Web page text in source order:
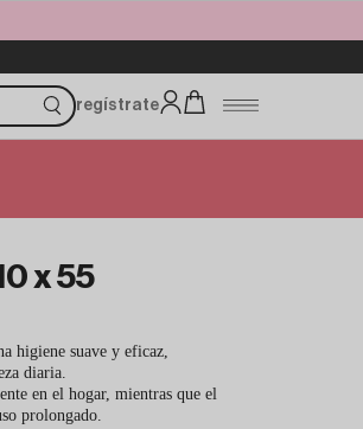
regístrate
x 55
higiene suave y eficaz,
diaria.
en el hogar, mientras que el
prolongado.